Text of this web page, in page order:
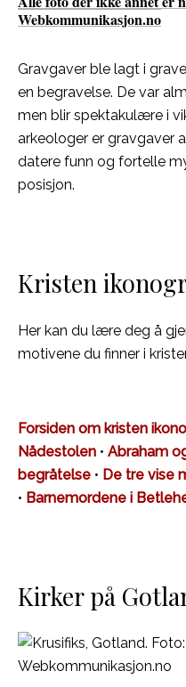
Webkommunikasjon.no
Gravgaver ble lagt i
en begravelse. De var
men blir spektakulære i
arkeologer er gravgaver
datere funn og fortelle
posisjon.
Kristen
Her kan du lære deg å
motivene du finner i
Forsiden om kristen
Nådestolen • Abraham
begråtelse • De tre vise
• Barnemordene i
Kirker på